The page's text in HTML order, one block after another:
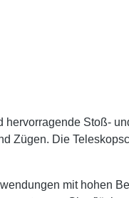
Stoß-
Zügen. Die
mit hohen